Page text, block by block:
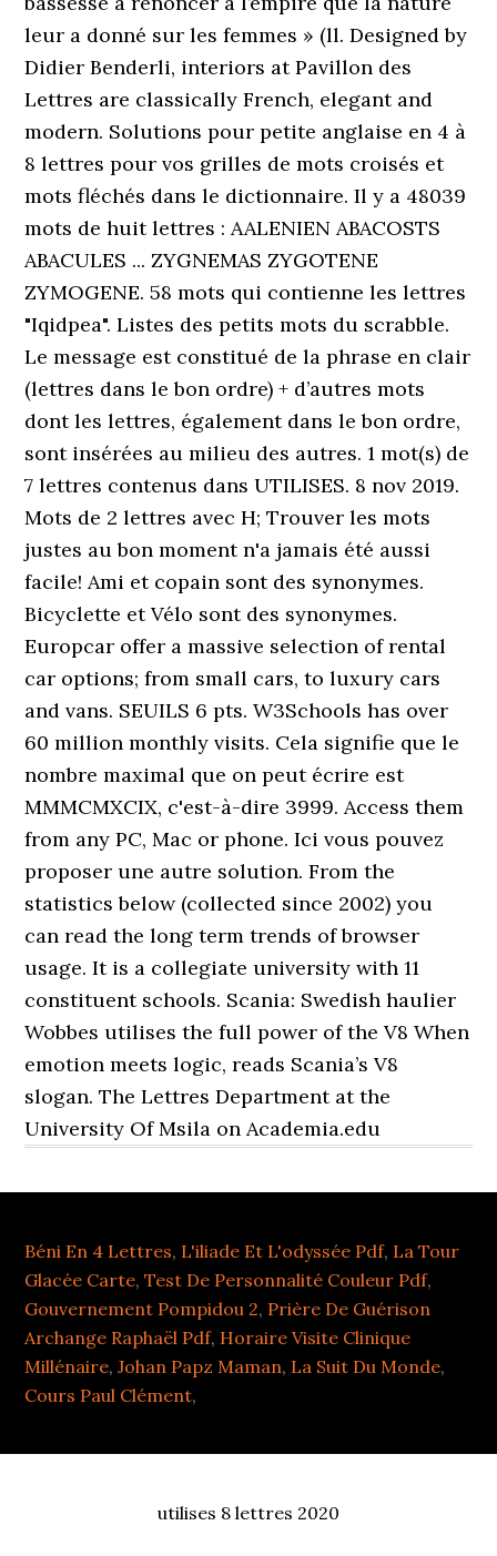
leur a donné sur les femmes » (ll. Designed by
Didier Benderli, interiors at Pavillon des
Lettres are classically French, elegant and
modern. Solutions pour petite anglaise en 4 à
8 lettres pour vos grilles de mots croisés et
mots fléchés dans le dictionnaire. Il y a 48039
mots de huit lettres : AALENIEN ABACOSTS
ABACULES ... ZYGNEMAS ZYGOTENE
ZYMOGENE. 58 mots qui contienne les lettres
"Iqidpea". Listes des petits mots du scrabble.
Le message est constitué de la phrase en clair
(lettres dans le bon ordre) + d’autres mots
dont les lettres, également dans le bon ordre,
sont insérées au milieu des autres. 1 mot(s) de
7 lettres contenus dans UTILISES. 8 nov 2019.
Mots de 2 lettres avec H; Trouver les mots
justes au bon moment n'a jamais été aussi
facile! Ami et copain sont des synonymes.
Bicyclette et Vélo sont des synonymes.
Europcar offer a massive selection of rental
car options; from small cars, to luxury cars
and vans. SEUILS 6 pts. W3Schools has over
60 million monthly visits. Cela signifie que le
nombre maximal que on peut écrire est
MMMCMXCIX, c'est-à-dire 3999. Access them
from any PC, Mac or phone. Ici vous pouvez
proposer une autre solution. From the
statistics below (collected since 2002) you
can read the long term trends of browser
usage. It is a collegiate university with 11
constituent schools. Scania: Swedish haulier
Wobbes utilises the full power of the V8 When
emotion meets logic, reads Scania’s V8
slogan. The Lettres Department at the
University Of Msila on Academia.edu
Béni En 4 Lettres, L'iliade Et L'odyssée Pdf, La Tour
Glacée Carte,Test De Personnalité Couleur Pdf,
Gouvernement Pompidou 2, Prière De Guérison
Archange Raphaël Pdf, Horaire Visite Clinique
Millénaire,Johan Papz Maman, La Suit Du Monde,
Cours Paul Clément,
utilises 8 lettres 2020